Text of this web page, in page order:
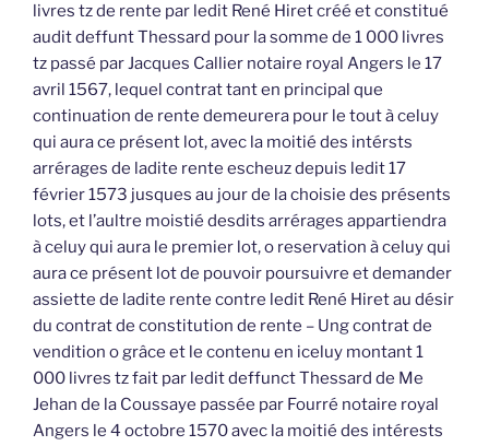
livres tz de rente par ledit René Hiret créé et constitué
audit deffunt Thessard pour la somme de 1 000 livres
tz passé par Jacques Callier notaire royal Angers le 17
avril 1567, lequel contrat tant en principal que
continuation de rente demeurera pour le tout à celuy
qui aura ce présent lot, avec la moitié des intérsts
arrérages de ladite rente escheuz depuis ledit 17
février 1573 jusques au jour de la choisie des présents
lots, et l’aultre moistié desdits arrérages appartiendra
à celuy qui aura le premier lot, o reservation à celuy qui
aura ce présent lot de pouvoir poursuivre et demander
assiette de ladite rente contre ledit René Hiret au désir
du contrat de constitution de rente – Ung contrat de
vendition o grâce et le contenu en iceluy montant 1
000 livres tz fait par ledit deffunct Thessard de Me
Jehan de la Coussaye passée par Fourré notaire royal
Angers le 4 octobre 1570 avec la moitié des intérests